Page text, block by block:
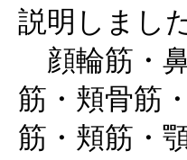
説明しまし
顔輪筋・
筋・頬骨筋
筋・頬筋・